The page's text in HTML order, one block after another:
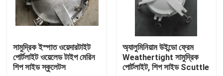
সামুদ্রিক ইস্পাত ওয়েদারটাইট
পোর্টলাইট ওয়েলেড টাইপ মেরিন
শিপ সাইড স্কুলেটস
অ্যালুমিনিয়াম উইন্ডো ফ্রেম
Weathertight সামুদ্রিক
পোর্টলাইট, শিপ সাইড Scuttle